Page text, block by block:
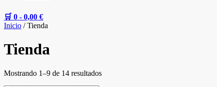
🛒 0 - 0,00 €
Inicio / Tienda
Tienda
Mostrando 1–9 de 14 resultados